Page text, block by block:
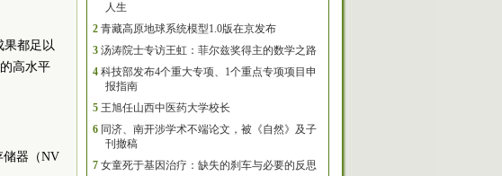
果都足以
高水平
储器（NV
人生
2 青藏高原地球系统模型1.0版在京发布
3 汤涛院士专访王虹：菲尔兹奖得主的数学之路
4 科技部发布4个重大专项、1个重点专项项目申
报指南
5 王旭任山西中医药大学校长
6 同济、南开涉学术不端论文，被《自然》及子
刊撤稿
7 女童死于基因治疗：缺失的刹车与必要的反思